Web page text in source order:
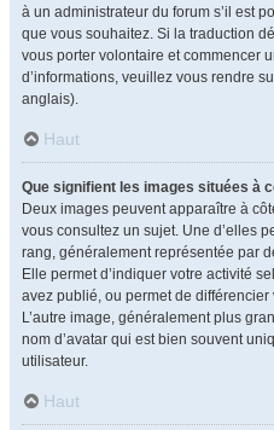
à un administrateur du forum s’il est
que vous souhaitez. Si la traduction
vous porter volontaire et commencer
d’informations, veuillez vous rendre
anglais).
Haut
Que signifient les images situées à
Deux images peuvent apparaître à
vous consultez un sujet. Une d’elles
rang, généralement représentée par
Elle permet d’indiquer votre activité
avez publié, ou permet de
L’autre image, généralement plus
nom d’avatar qui est bien souvent
utilisateur.
Haut